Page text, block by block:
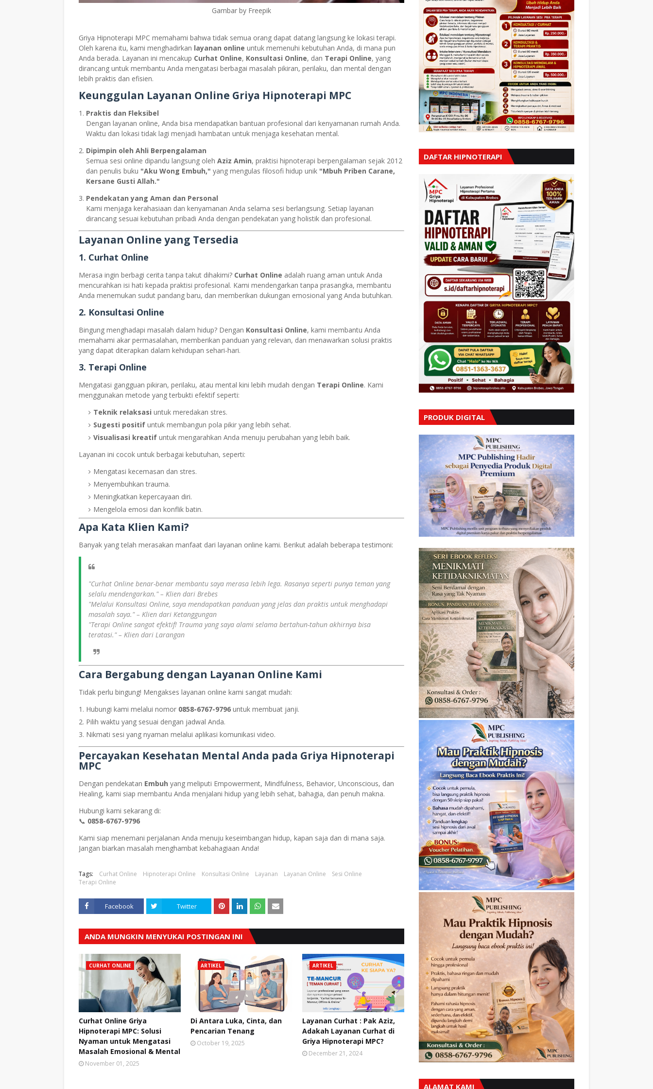
Gambar by Freepik
Griya Hipnoterapi MPC memahami bahwa tidak semua orang dapat datang langsung ke lokasi terapi.
Oleh karena itu, kami menghadirkan layanan online untuk memenuhi kebutuhan Anda, di mana pun
Anda berada. Layanan ini mencakup Curhat Online, Konsultasi Online, dan Terapi Online, yang
dirancang untuk membantu Anda mengatasi berbagai masalah pikiran, perilaku, dan mental dengan
lebih praktis dan efisien.
Keunggulan Layanan Online Griya Hipnoterapi MPC
Praktis dan Fleksibel
Dengan layanan online, Anda bisa mendapatkan bantuan profesional dari kenyamanan rumah Anda.
Waktu dan lokasi tidak lagi menjadi hambatan untuk menjaga kesehatan mental.
Dipimpin oleh Ahli Berpengalaman
Semua sesi online dipandu langsung oleh Aziz Amin, praktisi hipnoterapi berpengalaman sejak 2012
dan penulis buku "Aku Wong Embuh," yang mengulas filosofi hidup unik "Mbuh Priben Carane,
Kersane Gusti Allah."
Pendekatan yang Aman dan Personal
Kami menjaga kerahasiaan dan kenyamanan Anda selama sesi berlangsung. Setiap layanan
dirancang sesuai kebutuhan pribadi Anda dengan pendekatan yang holistik dan profesional.
Layanan Online yang Tersedia
1. Curhat Online
Merasa ingin berbagi cerita tanpa takut dihakimi? Curhat Online adalah ruang aman untuk Anda
mencurahkan isi hati kepada praktisi profesional. Kami mendengarkan tanpa prasangka, membantu
Anda menemukan sudut pandang baru, dan memberikan dukungan emosional yang Anda butuhkan.
2. Konsultasi Online
Bingung menghadapi masalah dalam hidup? Dengan Konsultasi Online, kami membantu Anda
memahami akar permasalahan, memberikan panduan yang relevan, dan menawarkan solusi praktis
yang dapat diterapkan dalam kehidupan sehari-hari.
3. Terapi Online
Mengatasi gangguan pikiran, perilaku, atau mental kini lebih mudah dengan Terapi Online. Kami
menggunakan metode yang terbukti efektif seperti:
Teknik relaksasi untuk meredakan stres.
Sugesti positif untuk membangun pola pikir yang lebih sehat.
Visualisasi kreatif untuk mengarahkan Anda menuju perubahan yang lebih baik.
Layanan ini cocok untuk berbagai kebutuhan, seperti:
Mengatasi kecemasan dan stres.
Menyembuhkan trauma.
Meningkatkan kepercayaan diri.
Mengelola emosi dan konflik batin.
Apa Kata Klien Kami?
Banyak yang telah merasakan manfaat dari layanan online kami. Berikut adalah beberapa testimoni:
"Curhat Online benar-benar membantu saya merasa lebih lega. Rasanya seperti punya teman yang
selalu mendengarkan."– Klien dari Brebes
"Melalui Konsultasi Online, saya mendapatkan panduan yang jelas dan praktis untuk menghadapi
masalah saya."– Klien dari Ketanggungan
"Terapi Online sangat efektif! Trauma yang saya alami selama bertahun-tahun akhirnya bisa
teratasi."– Klien dari Larangan
Cara Bergabung dengan Layanan Online Kami
Tidak perlu bingung! Mengakses layanan online kami sangat mudah:
Hubungi kami melalui nomor 0858-6767-9796 untuk membuat janji.
Pilih waktu yang sesuai dengan jadwal Anda.
Nikmati sesi yang nyaman melalui aplikasi komunikasi video.
Percayakan Kesehatan Mental Anda pada Griya Hipnoterapi
MPC
Dengan pendekatan Embuh yang meliputi Empowerment, Mindfulness, Behavior, Unconscious, dan
Healing, kami siap membantu Anda menjalani hidup yang lebih sehat, bahagia, dan penuh makna.
Hubungi kami sekarang di:
📞 0858-6767-9796
Kami siap menemani perjalanan Anda menuju keseimbangan hidup, kapan saja dan di mana saja.
Jangan biarkan masalah menghambat kebahagiaan Anda!
Tags: Curhat Online Hipnoterapi Online Konsultasi Online Layanan Layanan Online
Sesi Online
Terapi Online
Facebook Twitter
ANDA MUNGKIN MENYUKAI POSTINGAN INI
CURHAT ONLINE
Curhat Online Griya
Hipnoterapi MPC: Solusi
Nyaman untuk Mengatasi
Masalah Emosional & Mental
November 01, 2025
ARTIKEL
Di Antara Luka, Cinta, dan
Pencarian Tenang
October 19, 2025
ARTIKEL
Layanan Curhat : Pak Aziz,
Adakah Layanan Curhat di
Griya Hipnoterapi MPC?
December 21, 2024
DAFTAR HIPNOTERAPI
PRODUK DIGITAL
ALAMAT KAMI